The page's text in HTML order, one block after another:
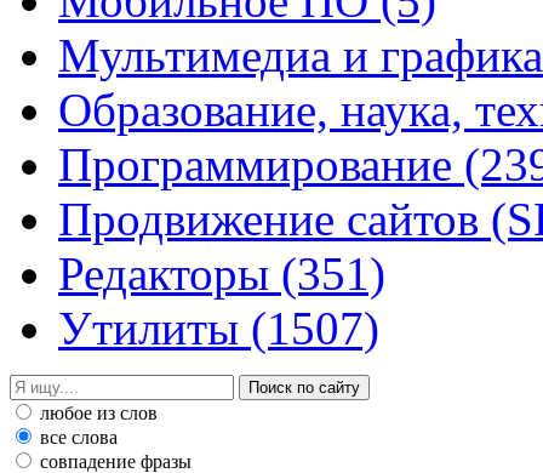
Мультимедиа и
Образование, наука,
Программирование
Продвижение сайтов
Редакторы (351)
Утилиты (1507)
любое из слов
все слова
совпадение фразы